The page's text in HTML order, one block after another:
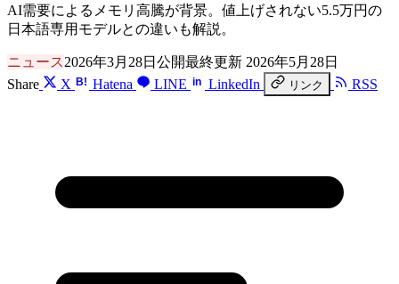
AI需要によるメモリ高騰が背景。値上げされない5.5万円の
日本語専用モデルとの違いも解説。
ニュース2026年3月28日公開最終更新 2026年5月28日
Share
X B! Hatena LINE in LinkedIn リンク RSS